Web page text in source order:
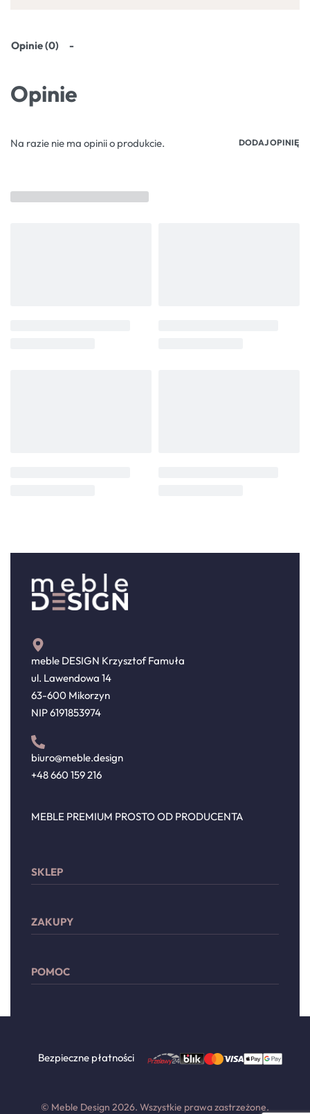
Opinie (0)
Opinie
Na razie nie ma opinii o produkcie. DODAJ OPINIĘ
meble DESIGN Krzysztof Famuła
ul. Lawendowa 14
63-600 Mikorzyn
NIP 6191853974
biuro@meble.design
+48 660 159 216
MEBLE PREMIUM PROSTO OD PRODUCENTA
SKLEP
Meble wypoczynkowe
Drzwi
Dodatki
ZAKUPY
Lista życzeń
POMOC
Kontakt
Bezpieczne płatności
© Meble Design 2026. Wszystkie prawa zastrzeżone.